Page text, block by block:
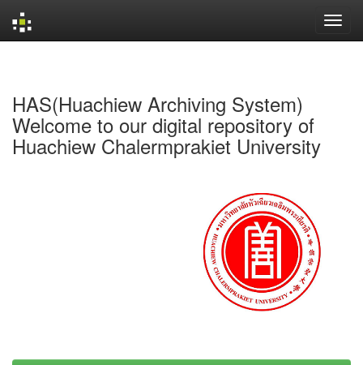
HAS(Huachiew Archiving System)
Welcome to our digital repository of
Huachiew Chalermprakiet University